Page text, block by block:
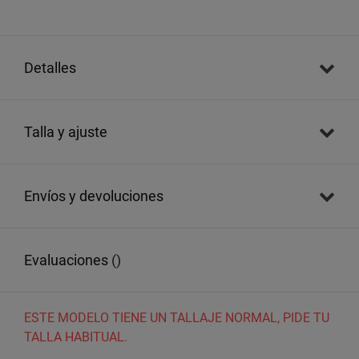
detalles
talla y ajuste
envíos y devoluciones
evaluaciones ()
ESTE MODELO TIENE UN TALLAJE NORMAL, PIDE TU
TALLA HABITUAL.